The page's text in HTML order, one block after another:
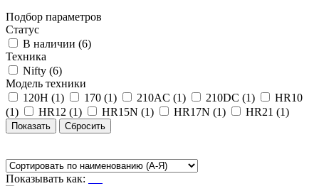
Подбор параметров
Статус
В наличии (6)
Техника
Nifty (6)
Модель техники
120H (1) 170 (1) 210AC (1) 210DC (1)
HR10
(1) HR12 (1) HR15N (1) HR17N (1) HR21 (1)
Показывать как: